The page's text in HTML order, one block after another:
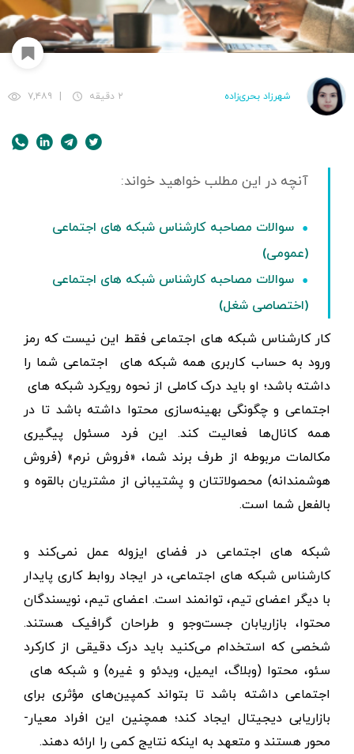
شهرزاد بحری‌زاده ۲ دقیقه ۷,۴۸۹
سوالات مصاحبه کارشناس شبکه های اجتماعی
(عمومی)
سوالات مصاحبه کارشناس شبکه های اجتماعی
(اختصاصی شغل)
کار کارشناس شبکه های اجتماعی فقط این نیست که رمز
ورود به حساب کاربری همه شبکه های اجتماعی شما را
داشته باشد؛ او باید درک کاملی از نحوه رویکرد شبکه های
اجتماعی و چگونگی بهینه‌سازی محتوا داشته باشد تا در
همه کانال‌ها فعالیت کند. این فرد مسئول پیگیری
مکالمات مربوطه از طرف برند شما، «فروش نرم» (فروش
هوشمندانه) محصولاتتان و پشتیبانی از مشتریان بالقوه و
بالفعل شما است.
شبکه های‌ اجتماعی در فضای ایزوله عمل نمی‌کند و
کارشناس شبکه های اجتماعی، در ایجاد روابط کاری پایدار
با دیگر اعضای تیم، توانمند است. اعضای تیم، نویسندگان
محتوا، بازاریابان جست‌وجو و طراحان گرافیک هستند.
شخصی که استخدام می‌کنید باید درک دقیقی از کارکرد
سئو، محتوا (وبلاگ، ایمیل، ویدئو و غیره) و شبکه های
اجتماعی داشته باشد تا بتواند کمپین‌های مؤثری برای
بازاریابی دیجیتال ایجاد کند؛ همچنین این افراد معیار-
محور هستند و متعهد به اینکه نتایج کمی را ارائه دهند.